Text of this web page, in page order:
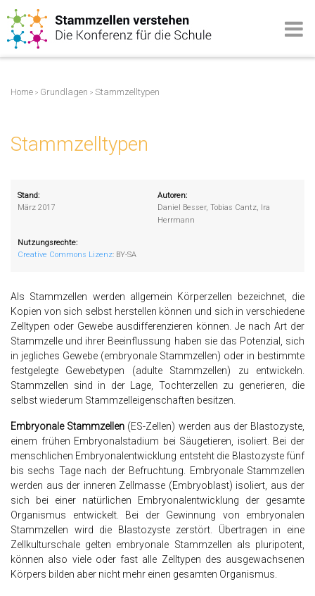
Home > Grundlagen > Stammzelltypen
Stammzelltypen
Stand:
März 2017
Autoren:
Daniel Besser, Tobias Cantz, Ira
Herrmann
Nutzungsrechte:
Creative Commons Lizenz: BY-SA
Als Stammzellen werden allgemein Körperzellen bezeichnet, die
Kopien von sich selbst herstellen können und sich in verschiedene
Zelltypen oder Gewebe ausdifferenzieren können. Je nach Art der
Stammzelle und ihrer Beeinflussung haben sie das Potenzial, sich
in jegliches Gewebe (embryonale Stammzellen) oder in bestimmte
festgelegte Gewebetypen (adulte Stammzellen) zu entwickeln.
Stammzellen sind in der Lage, Tochterzellen zu generieren, die
selbst wiederum Stammzelleigenschaften besitzen.
Embryonale Stammzellen (ES-Zellen) werden aus der Blastozyste,
einem frühen Embryonalstadium bei Säugetieren, isoliert. Bei der
menschlichen Embryonalentwicklung entsteht die Blastozyste fünf
bis sechs Tage nach der Befruchtung. Embryonale Stammzellen
werden aus der inneren Zellmasse (Embryoblast) isoliert, aus der
sich bei einer natürlichen Embryonalentwicklung der gesamte
Organismus entwickelt. Bei der Gewinnung von embryonalen
Stammzellen wird die Blastozyste zerstört. Übertragen in eine
Zellkulturschale gelten embryonale Stammzellen als pluripotent,
können also viele oder fast alle Zelltypen des ausgewachsenen
Körpers bilden aber nicht mehr einen gesamten Organismus.